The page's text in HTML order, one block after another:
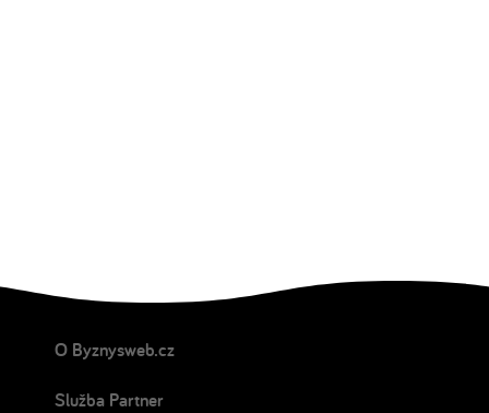
O Byznysweb.cz
Služba Partner